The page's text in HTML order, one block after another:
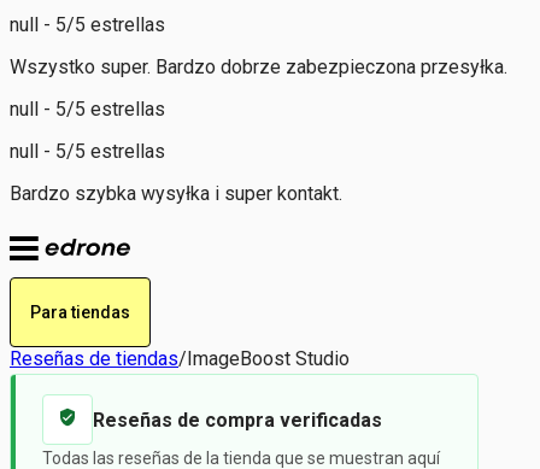
null - 5/5 estrellas
Wszystko super. Bardzo dobrze zabezpieczona przesyłka.
null - 5/5 estrellas
null - 5/5 estrellas
Bardzo szybka wysyłka i super kontakt.
Para tiendas
Reseñas de tiendas/ImageBoost Studio
Reseñas de compra verificadas
Todas las reseñas de la tienda que se muestran aquí